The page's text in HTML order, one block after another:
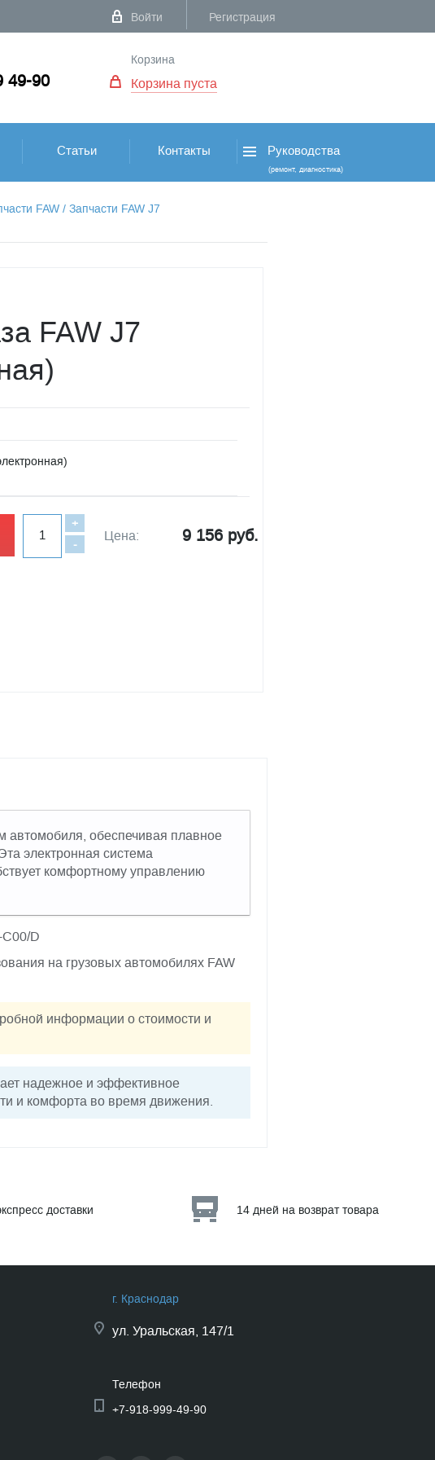
Войти Регистрация
49-90
Корзина
Корзина пуста
Статьи Контакты Руководства
(ремонт, диагностика)
FAW / Запчасти FAW J7
FAW J7
Цена: 9 156 руб.
-
+
автомобиля, обеспечивая плавное
электронная система
комфортному управлению
С00/D
на грузовых автомобилях FAW
информации о стоимости и
надежное и эффективное
и комфорта во время движения.
доставки 14 дней на возврат товара
г. Краснодар
ул. Уральская, 147/1
Телефон
+7-918-999-49-90